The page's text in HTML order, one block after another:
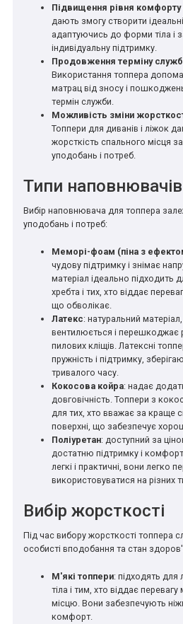
Підвищення рівня комфорту
дають змогу створити
адаптуючись до форми тіла і
індивідуальну підтримку.
Продовження терміну
Використання топпера
матрац від зносу і
термін служби.
Можливість зміни
Топпери для диванів і ліжок
жорсткість спального місця
уподобань і потреб.
Типи наповнювачів
Вибір наповнювача для топпера
уподобань і потреб:
Меморі-фоам (піна з
чудову підтримку і знімає
матеріал ідеально
хребта і тих, хто віддає
що обволікає.
Латекс: натуральний
вентилюється і перешкоджає
пилових кліщів. Латексні
пружність і підтримку,
тривалого часу.
Кокосова койра: надає
довговічність. Топпери з
для тих, хто вважає за краще
поверхні, що забезпечує
Поліуретан: доступний за
достатню підтримку і
легкі і практичні, вони легко
використовуватися на різних
Вибір жорсткості
Під час вибору жорсткості топпера
особисті вподобання та стан
М'які топпери: підходять
тіла і тим, хто віддає
місцю. Вони забезпечують
комфорт.